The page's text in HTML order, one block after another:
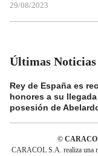
29/08/2023
Últimas Noticias
Rey de España es
honores a su
posesión de
©
CARACOL S.A. realiza una